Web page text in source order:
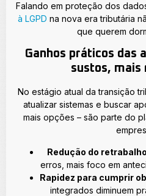
Falando em proteção dos
à LGPD na nova era tributária
que querem
Ganhos práticos das
sustos, mais
No estágio atual da transição
atualizar sistemas e buscar
mais opções – são parte do
Redução do
erros, mais foco em
Rapidez para cumprir
integrados diminuem